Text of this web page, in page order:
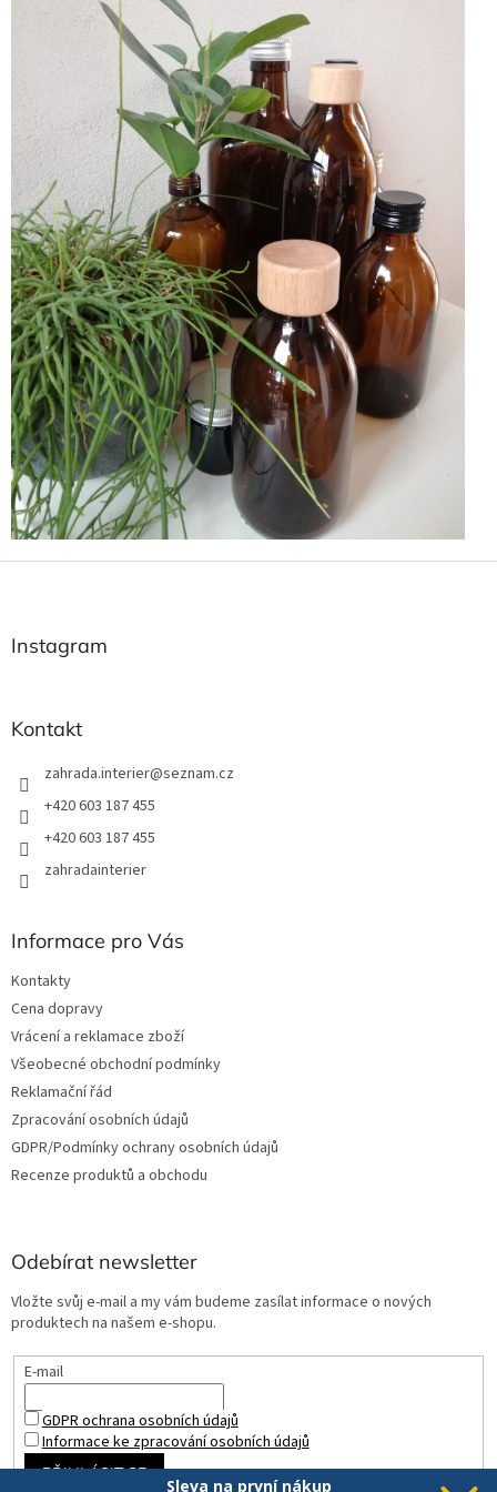
Z
Instagram
Kontakt
zahrada.interier@seznam.cz
+420 603 187 455
+420 603 187 455
zahradainterier
Informace pro Vás
Kontakty
Cena dopravy
Vrácení a reklamace zboží
Všeobecné obchodní podmínky
Reklamační řád
Zpracování osobních údajů
GDPR/Podmínky ochrany osobních údajů
Recenze produktů a obchodu
Odebírat newsletter
Vložte svůj e-mail a my vám budeme zasílat informace o nových
produktech na našem e-shopu.
E-mail
GDPR ochrana osobních údajů
Informace ke zpracování osobních údajů
PŘIHLÁSIT SE
Sleva na první nákup